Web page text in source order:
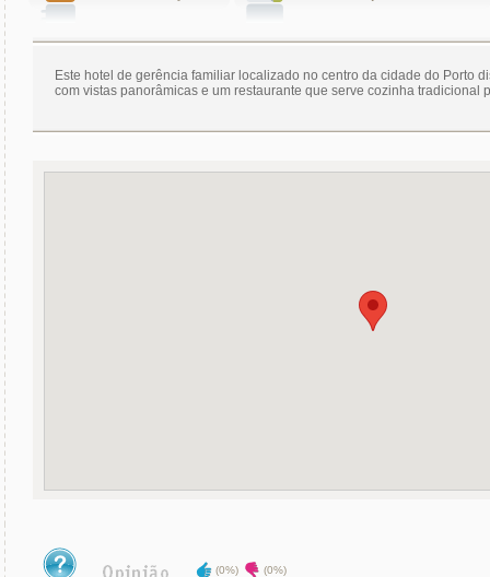
Este hotel de gerência familiar localizado no centro da cidade do Porto
com vistas panorâmicas e um restaurante que serve cozinha tradicional
(0%) (0%)